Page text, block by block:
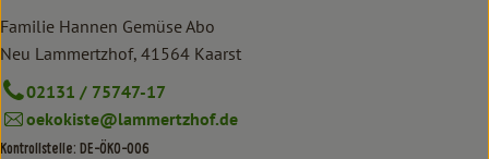
Familie Hannen Gemüse Abo
Neu Lammertzhof, 41564 Kaarst
02131 / 75747-17
oekokiste@lammertzhof.de
Kontrollstelle: DE-ÖKO-006